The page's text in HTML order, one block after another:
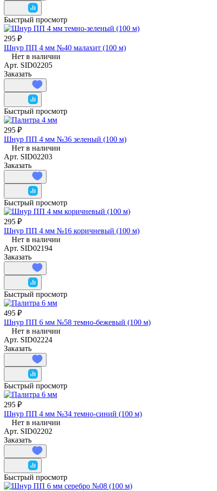
Быстрый просмотр
295 ₽
Шнур ПП 4 мм №40 малахит (100 м)
Нет в наличии
Арт. SID02205
Заказать
Быстрый просмотр
295 ₽
Шнур ПП 4 мм №36 зеленый (100 м)
Нет в наличии
Арт. SID02203
Заказать
Быстрый просмотр
295 ₽
Шнур ПП 4 мм №16 коричневый (100 м)
Нет в наличии
Арт. SID02194
Заказать
Быстрый просмотр
495 ₽
Шнур ПП 6 мм №58 темно-бежевый (100 м)
Нет в наличии
Арт. SID02224
Заказать
Быстрый просмотр
295 ₽
Шнур ПП 4 мм №34 темно-синий (100 м)
Нет в наличии
Арт. SID02202
Заказать
Быстрый просмотр